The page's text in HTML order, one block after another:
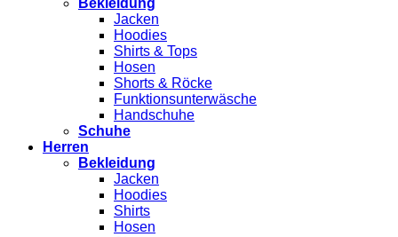
Jacken
Hoodies
Shirts & Tops
Hosen
Shorts & Röcke
Funktionsunterwäsche
Handschuhe
Schuhe
Herren
Bekleidung
Jacken
Hoodies
Shirts
Hosen